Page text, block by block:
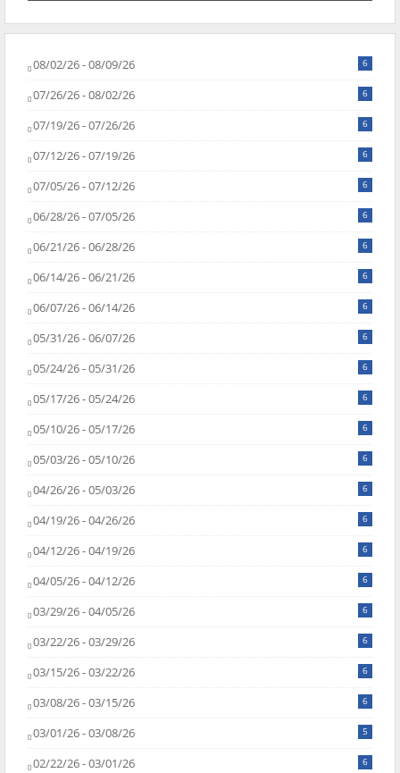
08/02/26 - 08/09/26 6
07/26/26 - 08/02/26 6
07/19/26 - 07/26/26 6
07/12/26 - 07/19/26 6
07/05/26 - 07/12/26 6
06/28/26 - 07/05/26 6
06/21/26 - 06/28/26 6
06/14/26 - 06/21/26 6
06/07/26 - 06/14/26 6
05/31/26 - 06/07/26 6
05/24/26 - 05/31/26 6
05/17/26 - 05/24/26 6
05/10/26 - 05/17/26 6
05/03/26 - 05/10/26 6
04/26/26 - 05/03/26 6
04/19/26 - 04/26/26 6
04/12/26 - 04/19/26 6
04/05/26 - 04/12/26 6
03/29/26 - 04/05/26 6
03/22/26 - 03/29/26 6
03/15/26 - 03/22/26 6
03/08/26 - 03/15/26 6
03/01/26 - 03/08/26 5
02/22/26 - 03/01/26 6